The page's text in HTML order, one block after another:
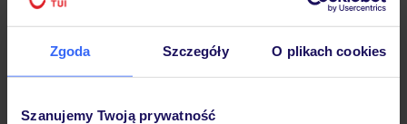
Zgoda Szczegóły O plikach cookies
Szanujemy Twoją prywatność